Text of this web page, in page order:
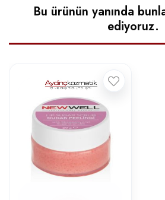
Bu ürünün yanında
ediyoruz.